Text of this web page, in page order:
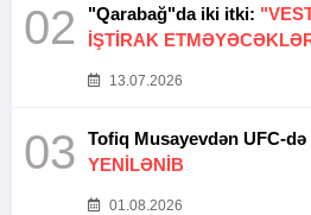
02 "Qarabağ"da iki itki:
İŞTİRAK
13.07.2026
03
YENİLƏNİB
01.08.2026